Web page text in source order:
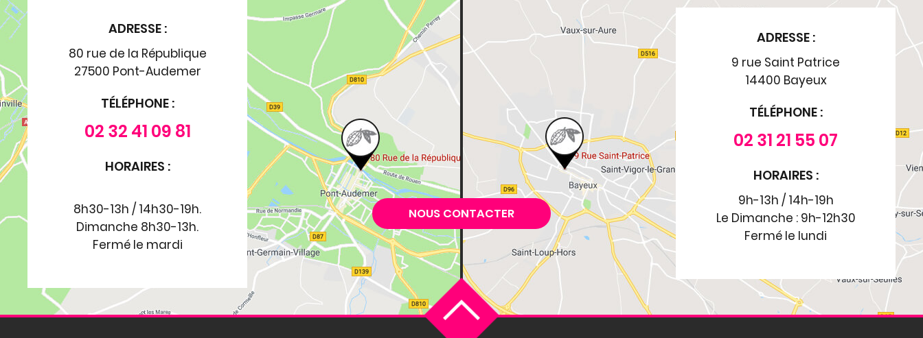
ADRESSE :
80 rue de la République
27500 Pont-Audemer
TÉLÉPHONE :
02 32 41 09 81
HORAIRES :
8h30-13h / 14h30-19h.
Dimanche 8h30-13h.
Fermé le mardi
ADRESSE :
9 rue Saint Patrice
14400 Bayeux
TÉLÉPHONE :
02 31 21 55 07
HORAIRES :
9h-13h / 14h-19h
Le Dimanche : 9h-12h30
Fermé le lundi
NOUS CONTACTER